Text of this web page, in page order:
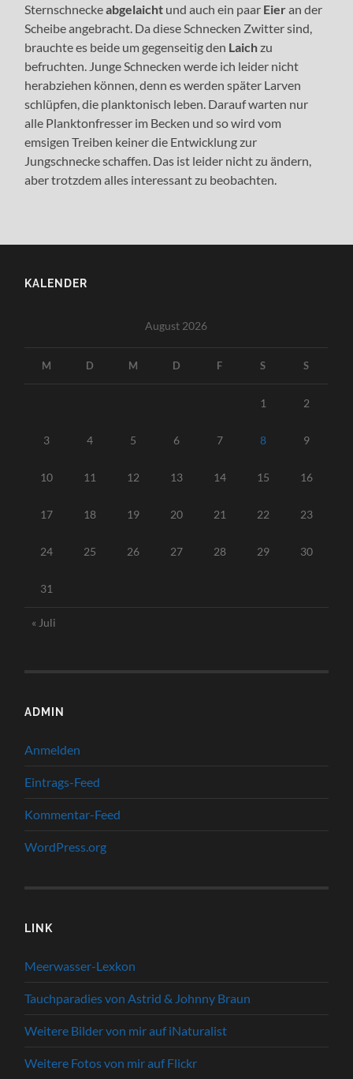
Sternschneckeabgelaicht und auch ein paar Eieran der
Scheibe angebracht. Da diese Schnecken Zwitter sind,
brauchte es beide um gegenseitig den Laichzu
befruchten. Junge Schnecken werde ich leider nicht
herabziehen können, denn es werden später Larven
schlüpfen, die planktonisch leben. Darauf warten nur
alle Planktonfresser im Becken und so wird vom
emsigen Treiben keiner die Entwicklung zur
Jungschnecke schaffen. Das ist leider nicht zu ändern,
aber trotzdem alles interessant zu beobachten.
KALENDER
August 2026
M D M D F S S
1 2
3 4 5 6 7 8 9
10 11 12 13 14 15 16
17 18 19 20 21 22 23
24 25 26 27 28 29 30
31
« Juli
ADMIN
Anmelden
Eintrags-Feed
Kommentar-Feed
WordPress.org
LINK
Meerwasser-Lexkon
Tauchparadies von Astrid & Johnny Braun
Weitere Bilder von mir auf iNaturalist
Weitere Fotos von mir auf Flickr